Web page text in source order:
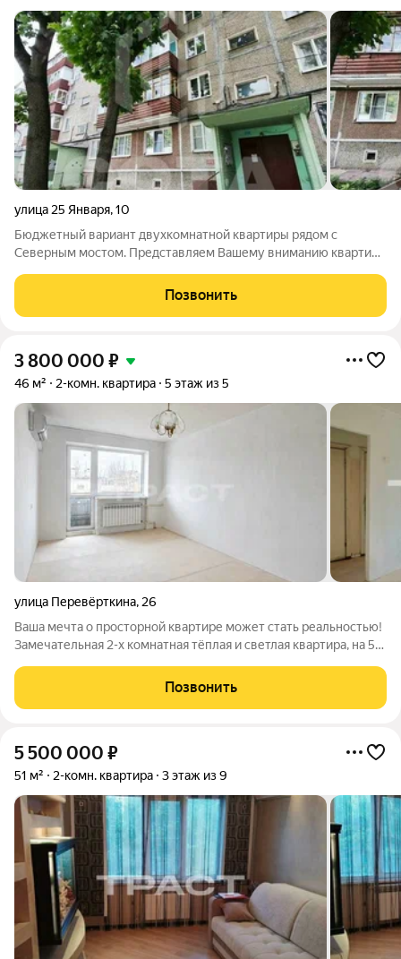
улица 25 Января,10
Бюджетный вариант двухкомнатной квартиры рядом с
Северным мостом. Представляем Вашему вниманию квартиру
панельной брежневке. Квартира готова к ремонту именно под
Позвонить
3 800 000 ₽
46 м² 2-комн. квартира 5 этаж из 5
улица Перевёрткина, 26
Ваша мечта о просторной квартире может стать реальностью!
Замечательная 2-х кoмнатнaя тёплая и cветлая квартиpa, на 5
санузел раздельный, просторные комнаты (одна проходная). В
квaртирe пластикoвые
Позвонить
5 500 000 ₽
51 м² 2-комн. квартира 3 этаж из 9